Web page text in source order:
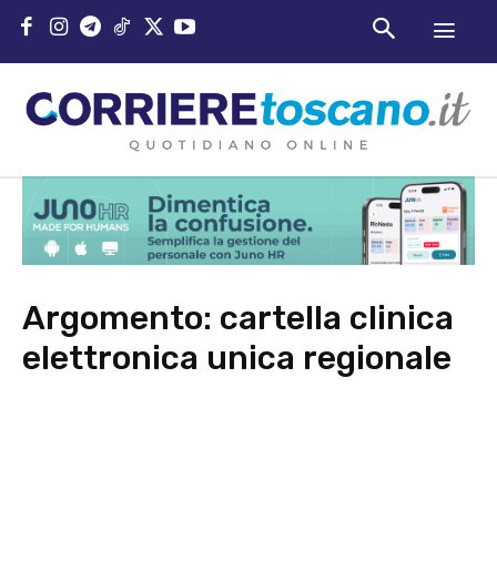
Argomento: cartella clinica
elettronica unica regionale